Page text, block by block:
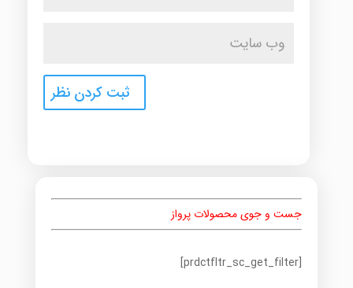
جست و جوی محصولات پرواز
[prdctfltr_sc_get_filter]